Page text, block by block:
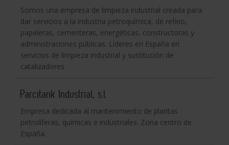
Somos una empresa de limpieza industrial creada para
dar servicios a la industria petroquímica, de refino,
papeleras, cementeras, energéticas, constructoras y
administraciones públicas. Líderes en España en
servicios de limpieza industrial y sustitución de
catalizadores.
Parcitank Industrial, s.l.
Empresa dedicada al mantenimiento de plantas
petrolíferas, químicas e industriales. Zona centro de
España.